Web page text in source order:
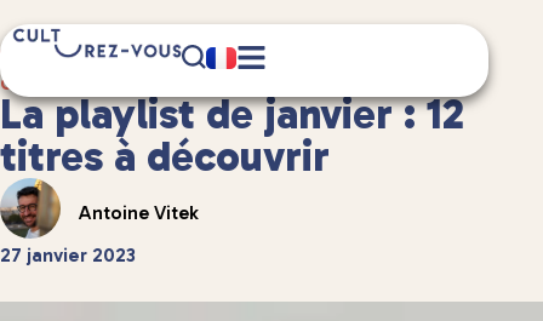
Culture
1 minute(s) de lecture
La playlist de janvier : 12
titres à découvrir
Antoine Vitek
27 janvier 2023